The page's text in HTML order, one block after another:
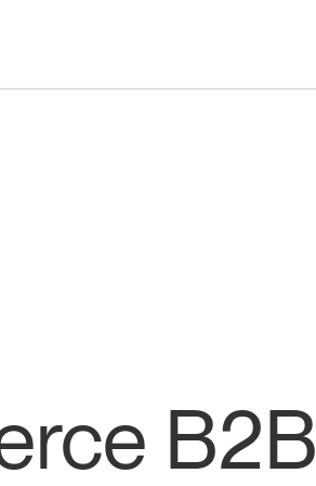
B2B